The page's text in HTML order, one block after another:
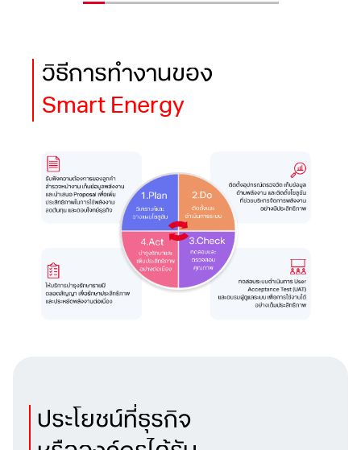
วิธีการทำงานของ
Smart Energy
ประโยชน์ที่ธุรกิจ